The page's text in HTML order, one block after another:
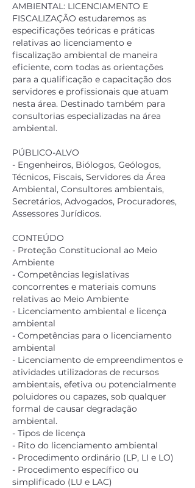
AMBIENTAL: LICENCIAMENTO E
FISCALIZAÇÃO estudaremos as
especificações teóricas e práticas
relativas ao licenciamento e
fiscalização ambiental de maneira
eficiente, com todas as orientações
para a qualificação e capacitação dos
servidores e profissionais que atuam
nesta área. Destinado também para
consultorias especializadas na área
ambiental.
PÚBLICO-ALVO
- Engenheiros, Biólogos, Geólogos,
Técnicos, Fiscais, Servidores da Área
Ambiental, Consultores ambientais,
Secretários, Advogados, Procuradores,
Assessores Jurídicos.
CONTEÚDO
- Proteção Constitucional ao Meio
Ambiente
- Competências legislativas
concorrentes e materiais comuns
relativas ao Meio Ambiente
- Licenciamento ambiental e licença
ambiental
- Competências para o licenciamento
ambiental
- Licenciamento de empreendimentos e
atividades utilizadoras de recursos
ambientais, efetiva ou potencialmente
poluidores ou capazes, sob qualquer
formal de causar degradação
ambiental.
- Tipos de licença
- Rito do licenciamento ambiental
- Procedimento ordinário (LP, LI e LO)
- Procedimento específico ou
simplificado (LU e LAC)